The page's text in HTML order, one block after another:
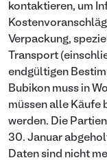
kontaktieren, um
Verpackung,
Transport
endgültigen
Bubikon muss in
müssen alle Käufe
werden. Die
30. Januar
Daten sind nicht